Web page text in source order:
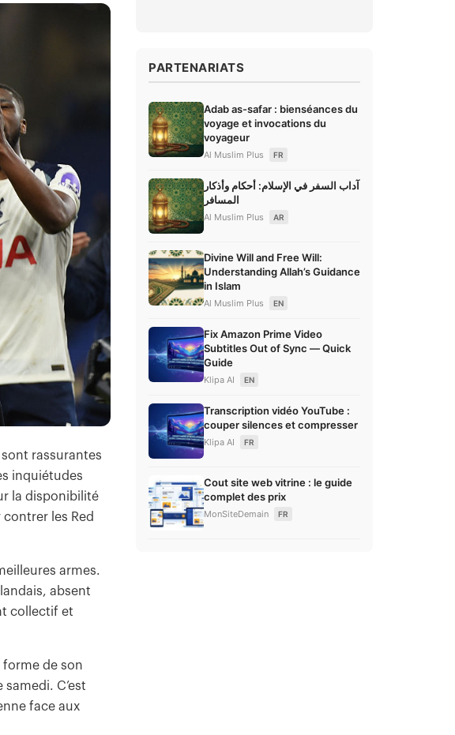
rassurantes
inquiétudes
la disponibilité
les Red
armes.
absent
collectif et
forme de son
C’est
face aux
PARTENARIATS
Adab as-safar : bienséances du
voyage et invocations du
voyageur
Al Muslim Plus FR
آداب السفر في الإسلام: أحكام وأذكار
المسافر
Al Muslim Plus AR
Divine Will and Free Will:
Understanding Allah’s Guidance
in Islam
Al Muslim Plus EN
Fix Amazon Prime Video
Subtitles Out of Sync — Quick
Guide
Klipa AI EN
Transcription vidéo YouTube :
couper silences et compresser
Klipa AI FR
Cout site web vitrine : le guide
complet des prix
MonSiteDemain FR